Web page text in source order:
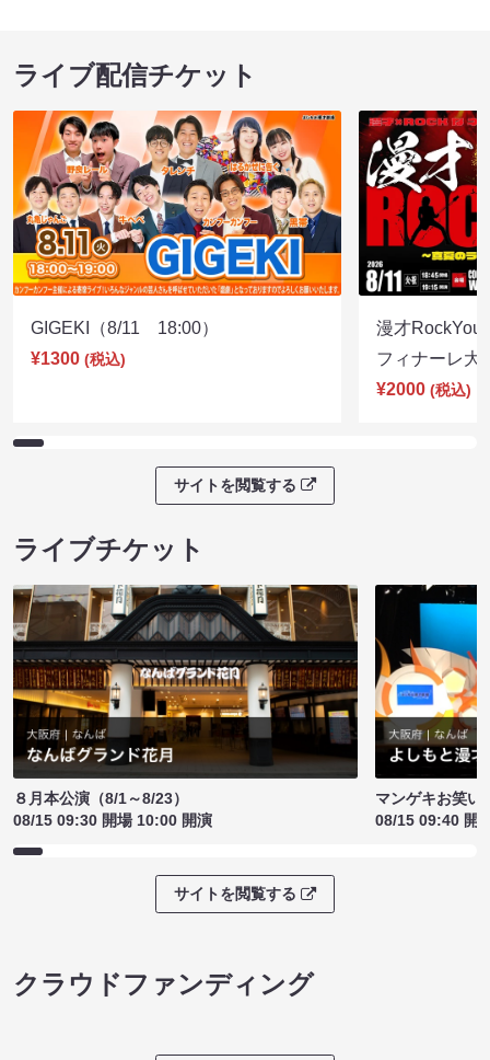
ライブ配信チケット
GIGEKI（8/11 18:00）
¥1300 (税込)
漫才RockYou
フィナーレ
¥2000 (税込)
サイトを閲覧する
ライブチケット
８月本公演（8/1～8/23）
08/15 09:30 開場 10:00 開演
マンゲキお笑い
08/15 09:40 開
サイトを閲覧する
クラウドファンディング